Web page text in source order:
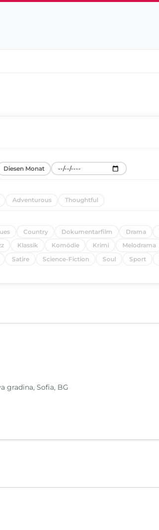
Diesen Monat
Adventurous Thoughtful
Country Dokumentarfilm Drama
Klassik Komödie Krimi Melodrama
Satire Science-Fiction Soul Sport
gradina, Sofia, BG